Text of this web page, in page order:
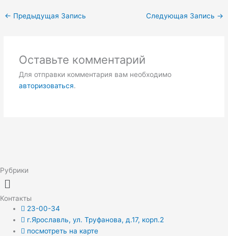
← Предыдущая Запись Следующая Запись →
Оставьте комментарий
Для отправки комментария вам необходимо
авторизоваться.
Рубрики
Меню
Контакты
23-00-34
г.Ярославль, ул. Труфанова, д.17, корп.2
посмотреть на карте